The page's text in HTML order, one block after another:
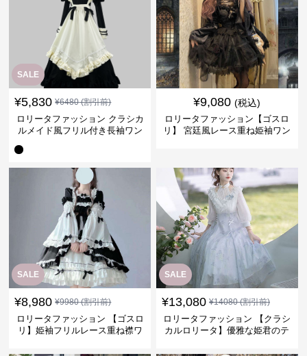
SALE
¥5,830 ¥6480(割引前)
ロリータファッション クラシカ
ルメイド風フリル付き長袖ワン
¥9,080 (税込)
ロリータファッション【ゴスロ
リ】 宮廷風レース重ね姫袖ワン
SALE
¥8,980 ¥9980(割引前)
ロリータファッション 【ゴスロ
リ】姫袖フリルレース重ね襟ワ
SALE
¥13,080 ¥14080(割引前)
ロリータファッション 【クラシ
カルロリータ】優雅な姫君のテ